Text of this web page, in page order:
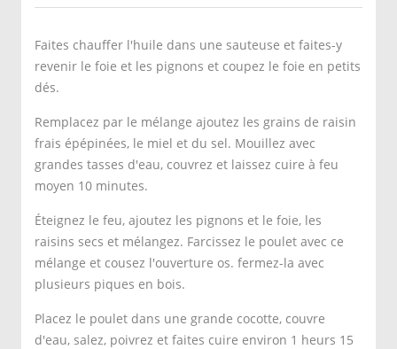
Faites chauffer l'huile dans une sauteuse et faites-y
revenir le foie et les pignons et coupez le foie en petits
dés.
Remplacez par le mélange ajoutez les grains de raisin
frais épépinées, le miel et du sel. Mouillez avec
grandes tasses d'eau, couvrez et laissez cuire à feu
moyen 10 minutes.
Éteignez le feu, ajoutez les pignons et le foie, les
raisins secs et mélangez. Farcissez le poulet avec ce
mélange et cousez l'ouverture os. fermez-la avec
plusieurs piques en bois.
Placez le poulet dans une grande cocotte, couvre
d'eau, salez, poivrez et faites cuire environ 1 heurs 15